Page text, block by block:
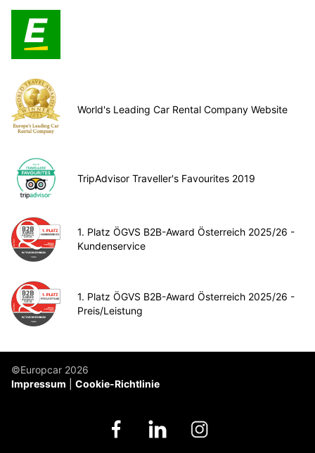
World's Leading Car Rental Company Website
TripAdvisor Traveller's Favourites 2019
1. Platz ÖGVS B2B-Award Österreich 2025/26 -
Kundenservice
1. Platz ÖGVS B2B-Award Österreich 2025/26 -
Preis/Leistung
©Europcar 2026
Impressum
Cookie-Richtlinie